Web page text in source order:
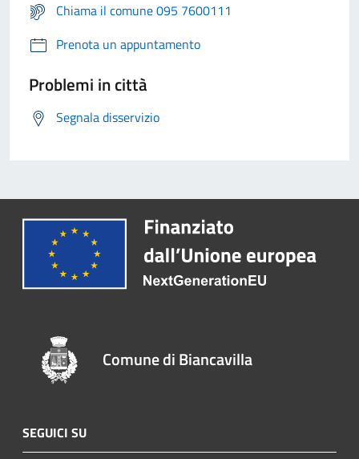
Chiama il comune 095 7600111
Prenota un appuntamento
Problemi in città
Segnala disservizio
Comune di Biancavilla
SEGUICI SU